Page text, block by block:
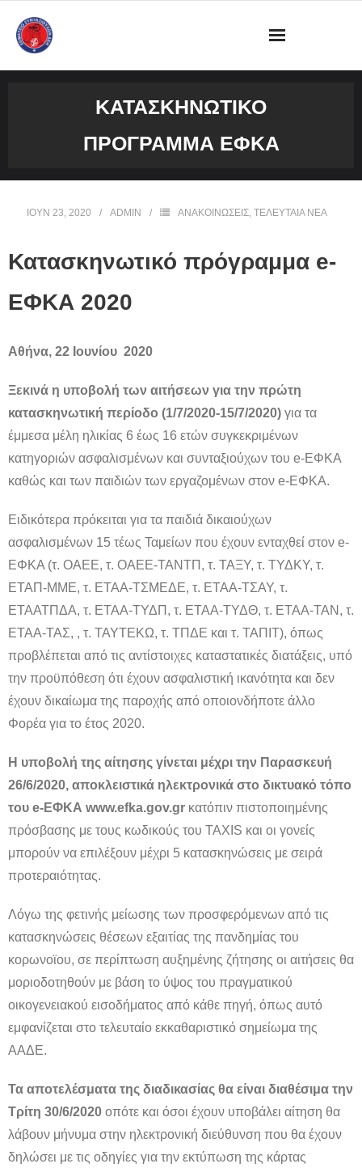
ΕΓΓΡΑΦΑ
ΚΑΤΑΣΚΗΝΩΤΙΚΌ
ΠΡΌΓΡΑΜΜΑ ΕΦΚΑ
ΙΟΎΝ 23, 2020 ADMIN ΑΝΑΚΟΙΝΩΣΕΙΣ, ΤΕΛΕΥΤΑΙΑ ΝΕΑ
Κατασκηνωτικό πρόγραμμα e-
ΕΦΚΑ 2020
Αθήνα, 22 Ιουνίου 2020
Ξεκινά η υποβολή των αιτήσεων για την πρώτη
κατασκηνωτική περίοδο (1/7/2020-15/7/2020) για τα
έμμεσα μέλη ηλικίας 6 έως 16 ετών συγκεκριμένων
κατηγοριών ασφαλισμένων και συνταξιούχων του e-ΕΦΚΑ
καθώς και των παιδιών των εργαζομένων στον e-ΕΦΚΑ.
Ειδικότερα πρόκειται για τα παιδιά δικαιούχων
ασφαλισμένων 15 τέως Ταμείων που έχουν ενταχθεί στον e-
ΕΦΚΑ (τ. ΟΑΕΕ, τ. ΟΑΕΕ-ΤΑΝΤΠ, τ. ΤΑΞΥ, τ. ΤΥΔΚΥ, τ.
ΕΤΑΠ-ΜΜΕ, τ. ΕΤΑΑ-ΤΣΜΕΔΕ, τ. ΕΤΑΑ-ΤΣΑΥ, τ.
ΕΤΑΑΤΠΔΑ, τ. ΕΤΑΑ-ΤΥΔΠ, τ. ΕΤΑΑ-ΤΥΔΘ, τ. ΕΤΑΑ-ΤΑΝ, τ.
ΕΤΑΑ-ΤΑΣ, , τ. ΤΑΥΤΕΚΩ, τ. ΤΠΔΕ και τ. ΤΑΠΙΤ), όπως
προβλέπεται από τις αντίστοιχες καταστατικές διατάξεις, υπό
την προϋπόθεση ότι έχουν ασφαλιστική ικανότητα και δεν
έχουν δικαίωμα της παροχής από οποιονδήποτε άλλο
Φορέα για το έτος 2020.
Η υποβολή της αίτησης γίνεται μέχρι την Παρασκευή
26/6/2020, αποκλειστικά ηλεκτρονικά στο δικτυακό τόπο
του e-ΕΦΚΑ www.efka.gov.gr κατόπιν πιστοποιημένης
πρόσβασης με τους κωδικούς του TAXIS και οι γονείς
μπορούν να επιλέξουν μέχρι 5 κατασκηνώσεις με σειρά
προτεραιότητας.
Λόγω της φετινής μείωσης των προσφερόμενων από τις
κατασκηνώσεις θέσεων εξαιτίας της πανδημίας του
κορωνοϊου, σε περίπτωση αυξημένης ζήτησης οι αιτήσεις θα
μοριοδοτηθούν με βάση το ύψος του πραγματικού
οικογενειακού εισοδήματος από κάθε πηγή, όπως αυτό
εμφανίζεται στο τελευταίο εκκαθαριστικό σημείωμα της
ΑΑΔΕ.
Τα αποτελέσματα της διαδικασίας θα είναι διαθέσιμα την
Τρίτη 30/6/2020 οπότε και όσοι έχουν υποβάλει αίτηση θα
λάβουν μήνυμα στην ηλεκτρονική διεύθυνση που θα έχουν
δηλώσει με τις οδηγίες για την εκτύπωση της κάρτας